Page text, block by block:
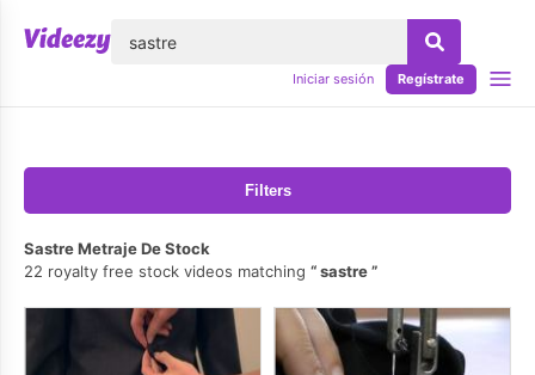
Iniciar sesión Regístrate
Filters
Sastre Metraje De Stock
22 royalty free stock videos matching
sastre